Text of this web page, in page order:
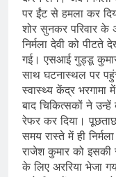
पर ईंट से हमला कर
शोर सुनकर परिवार के
निर्मला देवी को पीटते
गई। एसआई गुड्डू
साथ घटनास्थल पर
स्वास्थ्य केंद्र भरगामा
बाद चिकित्सकों ने
रेफर कर दिया।
समय रास्ते में ही
राजेश कुमार को इसकी
के लिए अररिया भेजा